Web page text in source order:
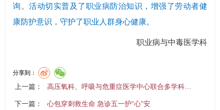
询。活动切实普及了职业病防治知识，增强了劳动者健
康防护意识，守护了职业人群身心健康。
职业病与中毒医学科
分享到：
上一篇： 高压氧科、呼吸与危重症医学中心联合多学科…
下一篇： 心包穿刺救生命 急诊五一护“心”安